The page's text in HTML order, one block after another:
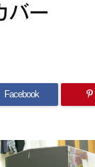
バー
Facebook